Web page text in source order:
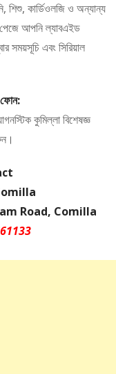
শিশু, কার্ডিওলজি ও অন্যান্য
পেজে আপনি ল্যাবএইড
সময়সূচি এবং সিরিয়াল
ফোন:
কুমিল্লা বিশেষজ্ঞ
Road, Comilla